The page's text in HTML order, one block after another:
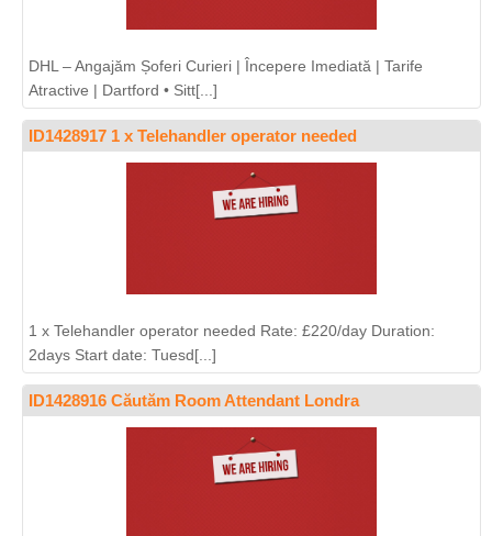
DHL – Angajăm Șoferi Curieri | Începere Imediată | Tarife
Atractive | Dartford • Sitt[...]
ID1428917 1 x Telehandler operator needed
1 x Telehandler operator needed Rate: £220/day Duration:
2days Start date: Tuesd[...]
ID1428916 Căutăm Room Attendant Londra